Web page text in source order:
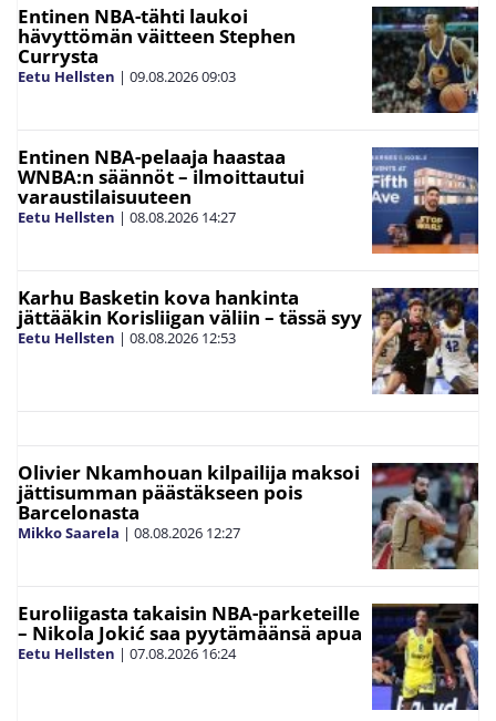
Entinen NBA-tähti laukoi
hävyttömän väitteen Stephen
Currysta
Eetu Hellsten | 09.08.202609:03
Entinen NBA-pelaaja haastaa
WNBA:n säännöt – ilmoittautui
varaustilaisuuteen
Eetu Hellsten | 08.08.2026 14:27
Karhu Basketin kova hankinta
jättääkin Korisliigan väliin – tässä syy
Eetu Hellsten | 08.08.2026 12:53
Olivier Nkamhouan kilpailija maksoi
jättisumman päästäkseen pois
Barcelonasta
Mikko Saarela | 08.08.2026 12:27
Euroliigasta takaisin NBA-parketeille
– Nikola Jokić saa pyytämäänsä apua
Eetu Hellsten | 07.08.2026 16:24